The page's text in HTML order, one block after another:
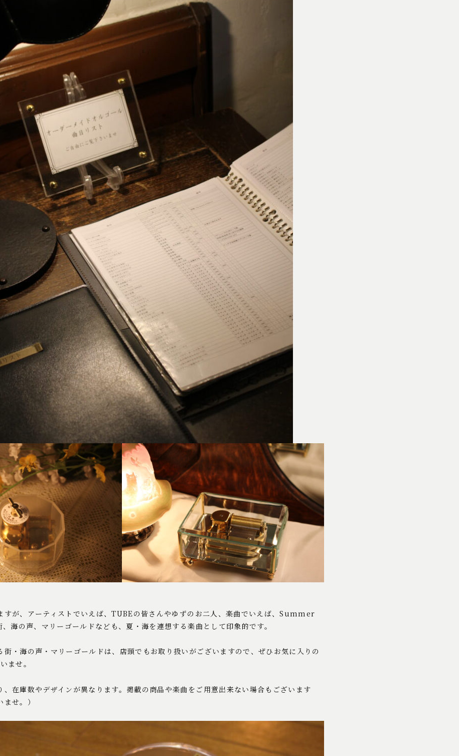
すが、アーティストでいえば、TUBEの皆さんやゆずのお二人、楽曲でいえば、Summer
海の声、マリーゴールドなども、夏・海を連想する楽曲として印象的です。
街・海の声・マリーゴールドは、店頭でもお取り扱いがございますので、ぜひお気に入りの
ませ。
、在庫数やデザインが異なります。掲載の商品や楽曲をご用意出来ない場合もございます
せ。）